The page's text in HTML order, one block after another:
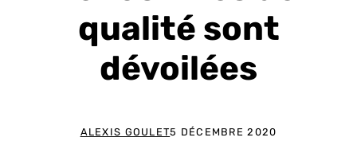
qualité sont
dévoilées
ALEXIS GOULET5 DÉCEMBRE 2020